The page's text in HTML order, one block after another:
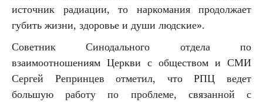
источник радиации, то наркомания продолжает
губить жизни, здоровье и души людские».
Советник Синодального отдела по
взаимоотношениям Церкви с обществом и СМИ
Сергей Репринцев отметил, что РПЦ ведет
большую работу по проблеме, связанной с